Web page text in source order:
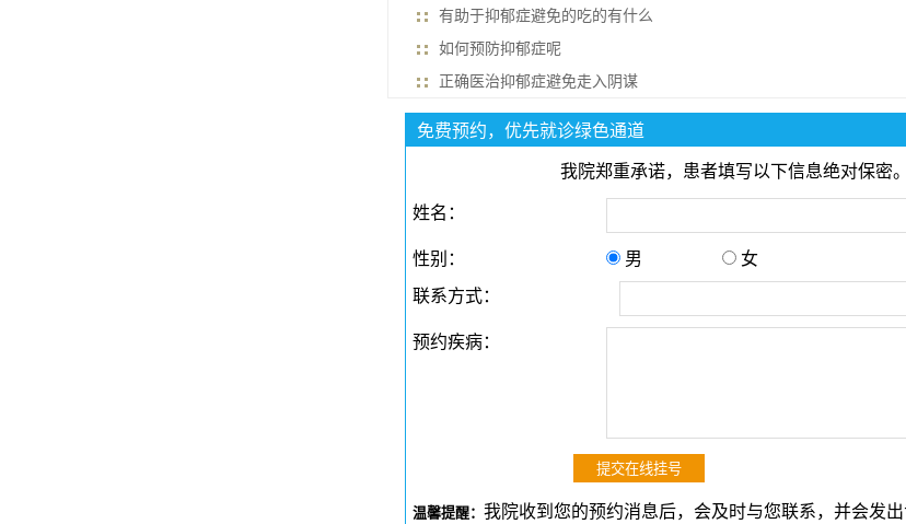
有助于抑郁症避免的吃的有什么
如何预防抑郁症呢
正确医治抑郁症避免走入阴谋
免费预约，优先就诊绿色通道
我院郑重承诺，患者填写以下信息绝对保密。
姓名：
性别：
男
女
联系方式：
预约疾病：
温馨提醒： 我院收到您的预约消息后，会及时与您联系，并会发